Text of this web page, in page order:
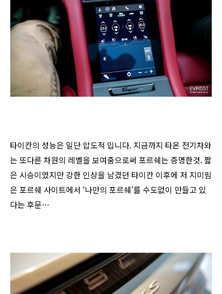
타이칸의 성능은 일단 압도적 입니다. 지금까지 타온 전기차와
는 또다른 차원의 레벨을 보여줌으로써 포르쉐는 증명한것. 짧
은 시승이였지만 강한 인상을 남겼던 타이칸 이후에 저 지미림
은 포르쉐 사이트에서 ‘나만의 포르쉐’를 수도없이 만들고 있
다는 후문…